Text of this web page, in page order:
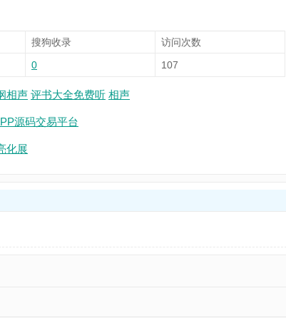
搜狗收录 访问次数
0 107
相声 评书大全免费听 相声
源码交易平台
化展